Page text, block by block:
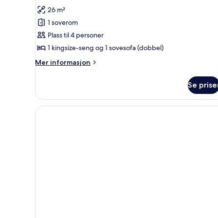
av
Familierom
(Superior)
anmeldelser)
26 m²
1 soverom
Plass til 4 personer
1 kingsize-seng og 1 sovesofa (dobbel)
Mer informasjon
Mer
(Superior)
Se